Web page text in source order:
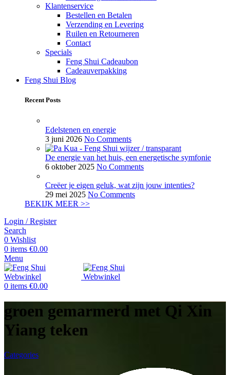
Klantenservice
Bestellen en Betalen
Verzending en Levering
Ruilen en Retourneren
Contact
Specials
Feng Shui Cadeaubon
Cadeauverpakking
Feng Shui Blog
Recent Posts
Edelstenen en energie
3 juni 2026 No Comments
De energie van het huis, een energetische symfonie
6 oktober 2025 No Comments
Creëer je eigen geluk, wat zijn jouw intenties?
29 mei 2025 No Comments
BEKIJK MEER >>
Login / Register
Search
0 Wishlist
0 items €0.00
Menu
0 items €0.00
groen gemarmerd met Qi Xin
Yiang teken
Categories